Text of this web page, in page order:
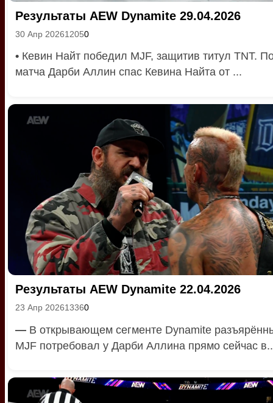
Результаты AEW Dynamite 29.04.2026
30 Апр 202612050
• Кевин Найт победил MJF, защитив титул TNT.
матча Дарби Аллин спас Кевина Найта от ...
Результаты AEW Dynamite 22.04.2026
23 Апр 202613360
— В открывающем сегменте Dynamite
MJF потребовал у Дарби Аллина прямо сейчас